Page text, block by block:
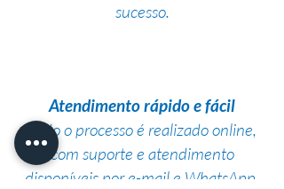
sucesso.
Atendimento rápido e fácil
Todo o processo é realizado online,
com suporte e atendimento
disponíveis por e-mail e WhatsApp.